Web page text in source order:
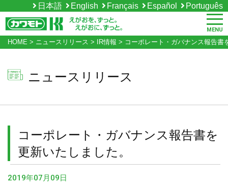
日本語 English Français Español Português
MENU
HOME > ニュースリリース > IR情報 > コーポレート・ガバナンス報告書
ニュースリリース
コーポレート・ガバナンス報告書を
更新いたしました。
2019年07月09日